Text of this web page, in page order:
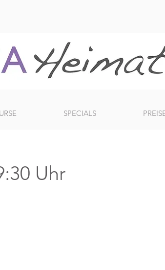
SPECIALS
Uhr